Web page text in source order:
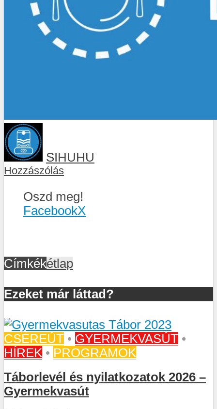
SIHUHU
Hozzászólás
Oszd meg!
FacebookX
Címkékétlap
Ezeket már láttad?
CSEREÚT • GYERMEKVASÚT •
HÍREK • PROGRAMOK
Táborlevél és nyilatkozatok 2026 –
Gyermekvasút